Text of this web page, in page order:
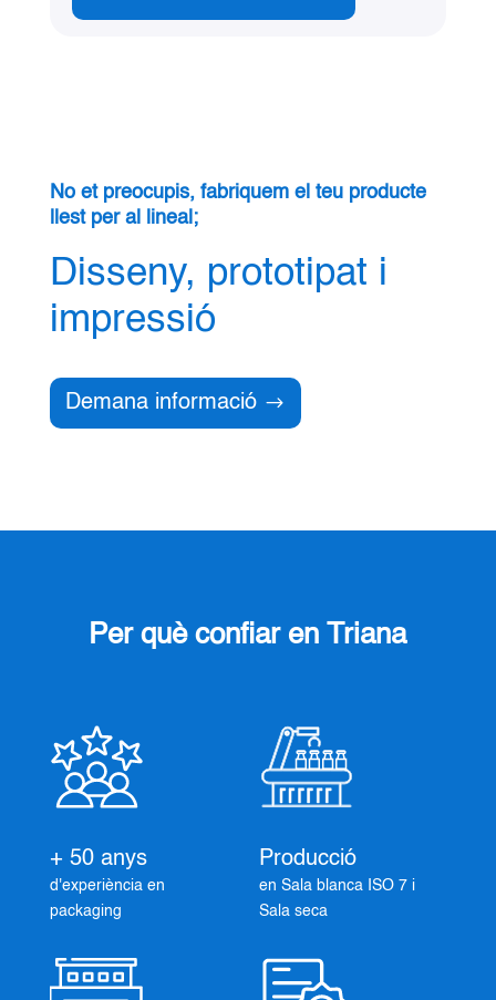
No et preocupis, fabriquem el teu producte
llest per al lineal;
Disseny, prototipat i
impressió
Demana informació
Per què confiar en Triana
+ 50 anys
d'experiència en
packaging
Producció
en Sala blanca ISO 7 i
Sala seca